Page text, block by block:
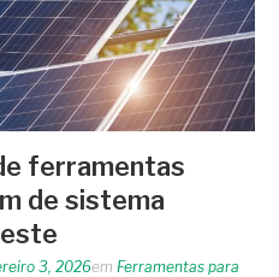
ferramentas
de sistema
3, 2026em Ferramentas para